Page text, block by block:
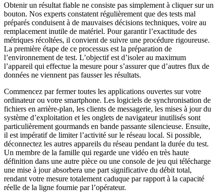
Obtenir un résultat fiable ne consiste pas simplement à cliquer sur un
bouton. Nos experts constatent régulièrement que des tests mal
préparés conduisent à de mauvaises décisions techniques, voire au
remplacement inutile de matériel. Pour garantir l’exactitude des
métriques récoltées, il convient de suivre une procédure rigoureuse.
La première étape de ce processus est la préparation de
l’environnement de test. L’objectif est d’isoler au maximum
l’appareil qui effectue la mesure pour s’assurer que d’autres flux de
données ne viennent pas fausser les résultats.
Commencez par fermer toutes les applications ouvertes sur votre
ordinateur ou votre smartphone. Les logiciels de synchronisation de
fichiers en arrière-plan, les clients de messagerie, les mises à jour du
système d’exploitation et les onglets de navigateur inutilisés sont
particulièrement gourmands en bande passante silencieuse. Ensuite,
il est impératif de limiter l’activité sur le réseau local. Si possible,
déconnectez les autres appareils du réseau pendant la durée du test.
Un membre de la famille qui regarde une vidéo en très haute
définition dans une autre pièce ou une console de jeu qui télécharge
une mise à jour absorbera une part significative du débit total,
rendant votre mesure totalement caduque par rapport à la capacité
réelle de la ligne fournie par l’opérateur.